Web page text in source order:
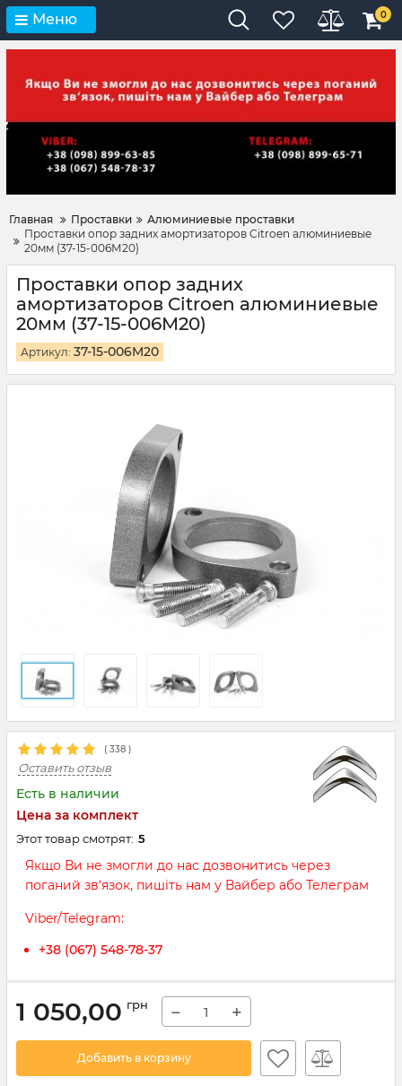
Меню 0
Главная Проставки
Алюминиевые проставки
Проставки опор задних амортизаторов Citroen алюминиевые
20мм (37-15-006М20)
Проставки опор задних
амортизаторов Citroen алюминиевые
20мм (37-15-006М20)
Артикул: 37-15-006M20
( 338 )
Оставить отзыв
Есть в наличии
Цена за комплект
Этот товар смотрят: 5
Якщо Ви не змогли до нас дозвонитись через
поганий зв‘язок, пишіть нам у Вайбер або Телеграм
Viber/Telegram:
+38 (067) 548-78-37
1 050,00 грн − +
Добавить в корзину